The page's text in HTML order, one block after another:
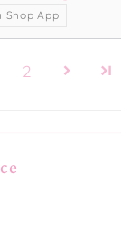
Shop App
2